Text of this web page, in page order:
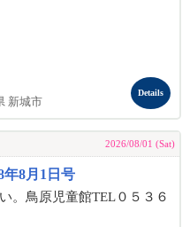
新城市
Details
2026/08/01 (Sat)
年8月1日号
鳥原児童館TEL０５３６